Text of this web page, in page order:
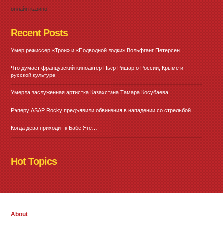
онлайн казино
Recent Posts
Умер режиссер «Трои» и «Подводной лодки» Вольфганг Петерсен
Что думает французский киноактёр Пьер Ришар о России, Крыме и
русской культуре
Умерла заслуженная артистка Казахстана Тамара Косубаева
Рэперу ASAP Rocky предъявили обвинения в нападении со стрельбой
Когда дева приходит к Бабе Яге…
Hot Topics
About